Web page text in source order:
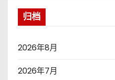
归档
2026年8月
2026年7月